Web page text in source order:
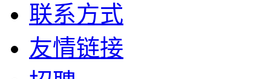
联系方式
友情链接